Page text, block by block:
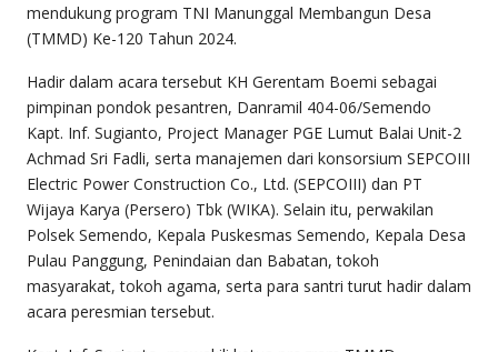
mendukung program TNI Manunggal Membangun Desa
(TMMD) Ke-120 Tahun 2024.
Hadir dalam acara tersebut KH Gerentam Boemi sebagai
pimpinan pondok pesantren, Danramil 404-06/Semendo
Kapt. Inf. Sugianto, Project Manager PGE Lumut Balai Unit-2
Achmad Sri Fadli, serta manajemen dari konsorsium SEPCOIII
Electric Power Construction Co., Ltd. (SEPCOIII) dan PT
Wijaya Karya (Persero) Tbk (WIKA). Selain itu, perwakilan
Polsek Semendo, Kepala Puskesmas Semendo, Kepala Desa
Pulau Panggung, Penindaian dan Babatan, tokoh
masyarakat, tokoh agama, serta para santri turut hadir dalam
acara peresmian tersebut.